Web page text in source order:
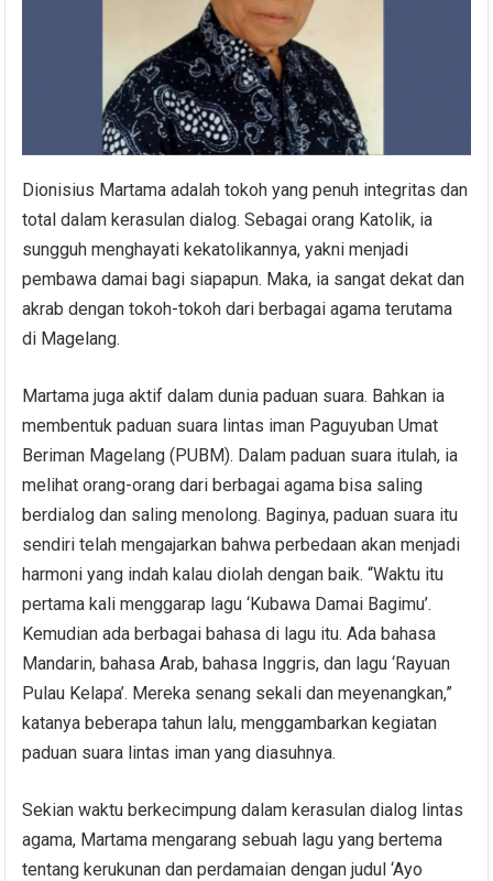
Dionisius Martama adalah tokoh yang penuh integritas dan
total dalam kerasulan dialog. Sebagai orang Katolik, ia
sungguh menghayati kekatolikannya, yakni menjadi
pembawa damai bagi siapapun. Maka, ia sangat dekat dan
akrab dengan tokoh-tokoh dari berbagai agama terutama
di Magelang.
Martama juga aktif dalam dunia paduan suara. Bahkan ia
membentuk paduan suara lintas iman Paguyuban Umat
Beriman Magelang (PUBM). Dalam paduan suara itulah, ia
melihat orang-orang dari berbagai agama bisa saling
berdialog dan saling menolong. Baginya, paduan suara itu
sendiri telah mengajarkan bahwa perbedaan akan menjadi
harmoni yang indah kalau diolah dengan baik. “Waktu itu
pertama kali menggarap lagu ‘Kubawa Damai Bagimu’.
Kemudian ada berbagai bahasa di lagu itu. Ada bahasa
Mandarin, bahasa Arab, bahasa Inggris, dan lagu ‘Rayuan
Pulau Kelapa’. Mereka senang sekali dan meyenangkan,”
katanya beberapa tahun lalu, menggambarkan kegiatan
paduan suara lintas iman yang diasuhnya.
Sekian waktu berkecimpung dalam kerasulan dialog lintas
agama, Martama mengarang sebuah lagu yang bertema
tentang kerukunan dan perdamaian dengan judul ‘Ayo